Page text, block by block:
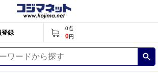
登録
0点
0円